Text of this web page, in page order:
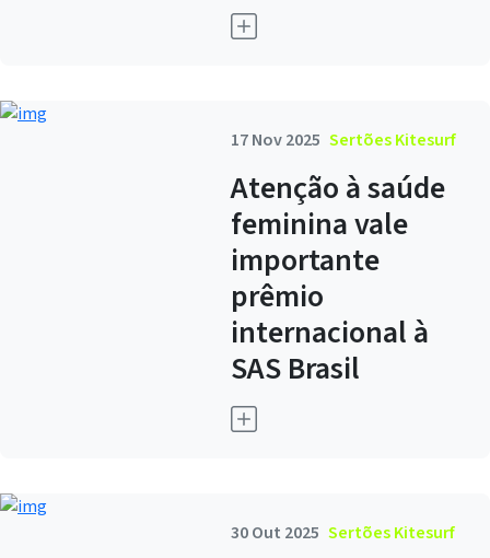
17 Nov 2025 Sertões Kitesurf
Atenção à saúde
feminina vale
importante
prêmio
internacional à
SAS Brasil
30 Out 2025 Sertões Kitesurf